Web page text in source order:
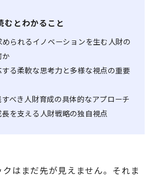
むとわかること
られるイノベーションを生む人財の
る柔軟な思考力と多様な視点の重要
べき人財育成の具体的なアプローチ
を支える人財戦略の独自視点
クはまだ先が見えません。それま